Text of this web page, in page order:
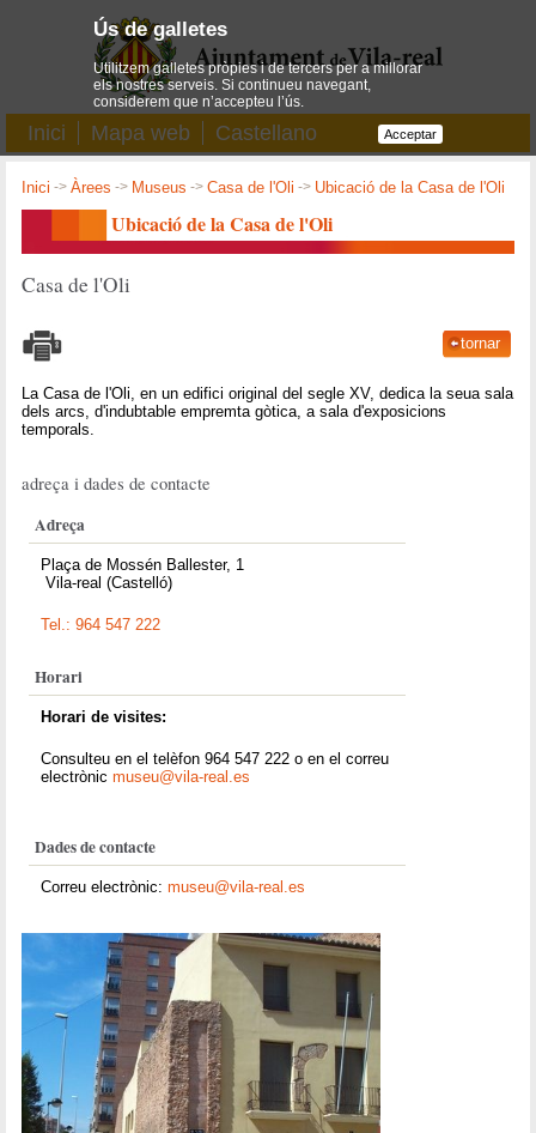
Inici Mapa web Castellano
Inici ->Àrees -> Museus ->Casa de l'Oli -> Ubicació de la Casa de l'Oli
Ubicació de la Casa de l'Oli
Casa de l'Oli
tornar
La Casa de l'Oli, en un edifici original del segle XV, dedica la seua sala
dels arcs, d'indubtable empremta gòtica, a sala d'exposicions
temporals.
adreça i dades de contacte
Adreça
Plaça de Mossén Ballester, 1
Vila-real (Castelló)
Tel.: 964 547 222
Horari
Horari de visites:
Consulteu en el telèfon 964 547 222 o en el correu
electrònicmuseu@vila-real.es
Dades de contacte
Correu electrònic:museu@vila-real.es
Ús de galletes
Utilitzem galletes pròpies i de tercers per a millorar
els nostres serveis. Si continueu navegant,
considerem que n’accepteu l’ús.
Acceptar